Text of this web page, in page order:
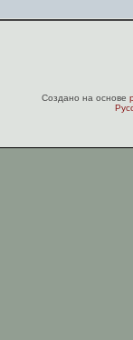
Создано на основе